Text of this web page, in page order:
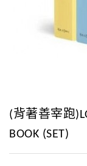
(背著善宰跑
BOOK (SET)